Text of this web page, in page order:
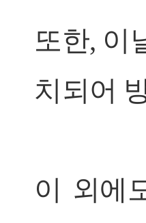
또한, 이
치되어
이 외에